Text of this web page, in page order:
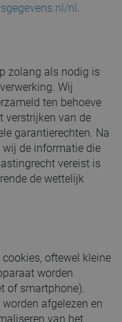
nl.
zolang als nodig is
Wij
ten behoeve
verstrijken van de
garantierechten. Na
de informatie die
vereist is
de wettelijk
oftewel kleine
worden
of smartphone).
afgelezen en
van het